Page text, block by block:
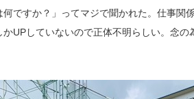
ですか？」ってマジで聞かれた。仕事関
かUPしていないので正体不明らしい。念